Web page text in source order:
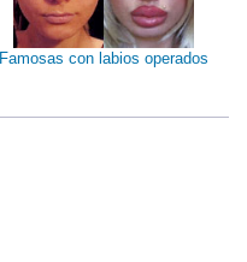
Famosas con labios operados